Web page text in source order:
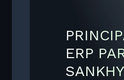
ERP